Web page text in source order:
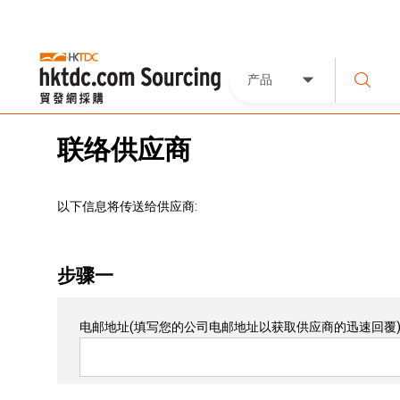
产品
联络供应商
以下信息将传送给供应商:
步骤一
电邮地址(填写您的公司电邮地址以获取供应商的迅速回覆)